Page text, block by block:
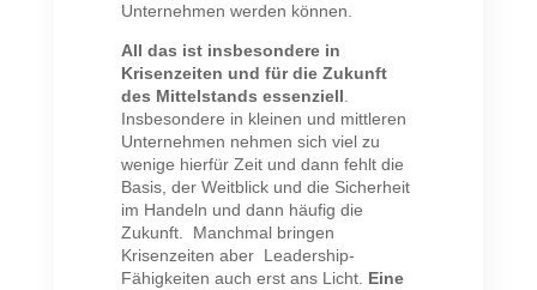
Unternehmen werden können.
All das ist insbesondere in
Krisenzeiten und für die Zukunft
des Mittelstands essenziell
Insbesondere in kleinen und mittleren
Unternehmen nehmen sich viel zu
wenige hierfür Zeitund dann fehlt die
Basis, der Weitblick und die Sicherheit
im Handeln und dann häufig die
Zukunft. Manchmal bringen
Krisenzeiten aber Leadership-
Fähigkeiten auch erst ans Licht. Eine